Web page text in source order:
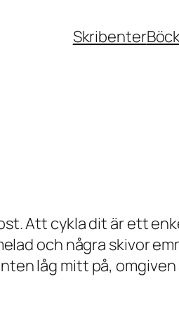
Skribenter
Att cykla dit är ett
och några skivor
låg mitt på, omgiven